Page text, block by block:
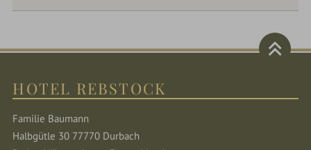
HOTEL REBSTOCK
Familie Baumann
Halbgütle 30 77770 Durbach